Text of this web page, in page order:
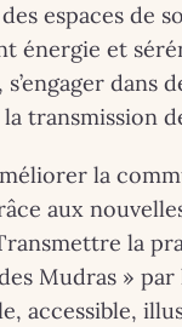
espaces de
énergie et
s’engager dans
transmission
la
aux
la
Mudras » par
accessible,